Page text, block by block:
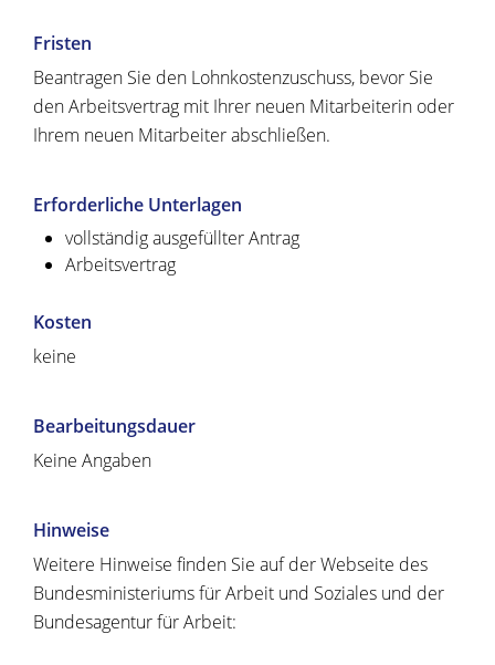
Fristen
Beantragen Sie den Lohnkostenzuschuss, bevor Sie
den Arbeitsvertrag mit Ihrer neuen Mitarbeiterin oder
Ihrem neuen Mitarbeiter abschließen.
Erforderliche Unterlagen
vollständig ausgefüllter Antrag
Arbeitsvertrag
Kosten
keine
Bearbeitungsdauer
Keine Angaben
Hinweise
Weitere Hinweise finden Sie auf der Webseite des
Bundesministeriums für Arbeit und Soziales und der
Bundesagentur für Arbeit: